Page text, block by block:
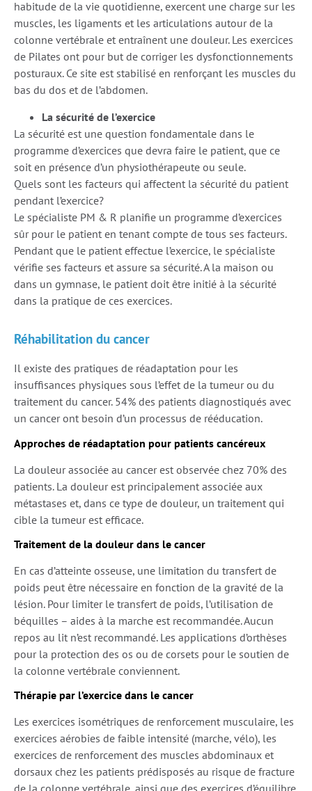
habitude de la vie quotidienne, exercent une charge sur les
muscles, les ligaments et les articulations autour de la
colonne vertébrale et entraînent une douleur. Les exercices
de Pilates ont pour but de corriger les dysfonctionnements
posturaux. Ce site est stabilisé en renforçant les muscles du
bas du dos et de l’abdomen.
La sécurité de l’exercice
La sécurité est une question fondamentale dans le
programme d’exercices que devra faire le patient, que ce
soit en présence d’un physiothérapeute ou seule.
Quels sont les facteurs qui affectent la sécurité du patient
pendant l’exercice?
Le spécialiste PM & R planifie un programme d’exercices
sûr pour le patient en tenant compte de tous ses facteurs.
Pendant que le patient effectue l’exercice, le spécialiste
vérifie ses facteurs et assure sa sécurité. A la maison ou
dans un gymnase, le patient doit être initié à la sécurité
dans la pratique de ces exercices.
Réhabilitation du cancer
Il existe des pratiques de réadaptation pour les
insuffisances physiques sous l’effet de la tumeur ou du
traitement du cancer. 54% des patients diagnostiqués avec
un cancer ont besoin d’un processus de rééducation.
Approches de réadaptation pour patients cancéreux
La douleur associée au cancer est observée chez 70% des
patients. La douleur est principalement associée aux
métastases et, dans ce type de douleur, un traitement qui
cible la tumeur est efficace.
Traitement de la douleur dans le cancer
En cas d’atteinte osseuse, une limitation du transfert de
poids peut être nécessaire en fonction de la gravité de la
lésion. Pour limiter le transfert de poids, l’utilisation de
béquilles – aides à la marche est recommandée. Aucun
repos au lit n’est recommandé. Les applications d’orthèses
pour la protection des os ou de corsets pour le soutien de
la colonne vertébrale conviennent.
Thérapie par l’exercice dans le cancer
Les exercices isométriques de renforcement musculaire, les
exercices aérobies de faible intensité (marche, vélo), les
exercices de renforcement des muscles abdominaux et
dorsaux chez les patients prédisposés au risque de fracture